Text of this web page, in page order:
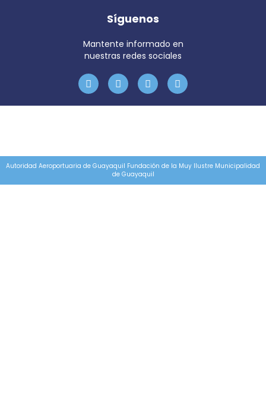
Síguenos
Mantente informado en
nuestras redes sociales
Autoridad Aeroportuaria de Guayaquil Fundación de la Muy Ilustre Municipalidad
de Guayaquil